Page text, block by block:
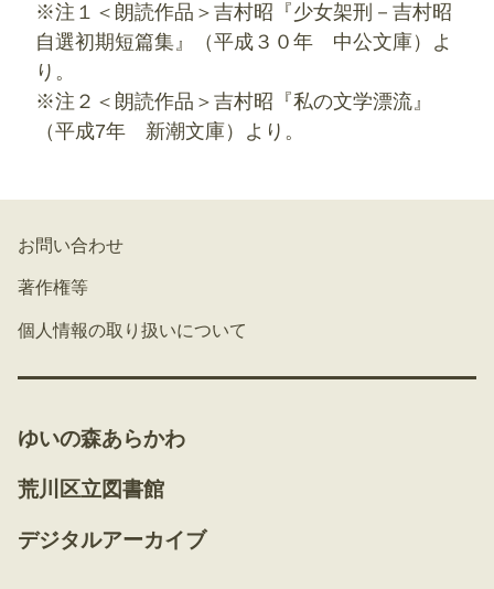
※注１＜朗読作品＞吉村昭『少女架刑－吉村昭
自選初期短篇集』（‎平成３０年 中公文庫）よ
り。
※注２＜朗読作品＞吉村昭『私の文学漂流』
（平成7年 新潮文庫）より。
お問い合わせ
著作権等
個人情報の取り扱いについて
ゆいの森あらかわ
荒川区立図書館
デジタルアーカイブ